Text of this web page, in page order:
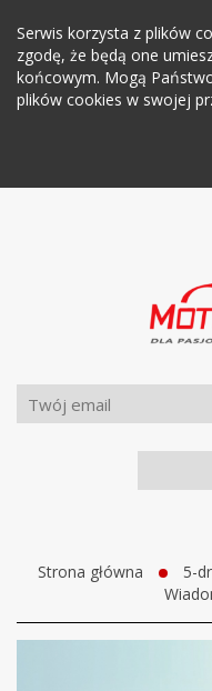
Serwis korzysta z plików
zgodę, że będą one
końcowym. Mogą
plików cookies w swojej
Strona główna
5-